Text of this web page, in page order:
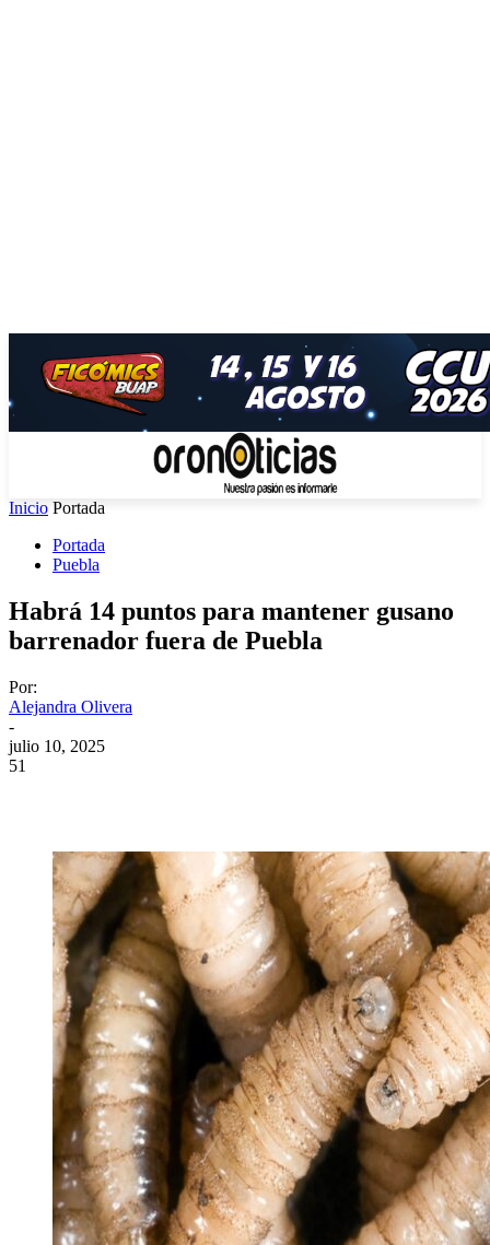
Inicio Portada
Portada
Puebla
Habrá 14 puntos para mantener gusano
barrenador fuera de Puebla
Por:
Alejandra Olivera
-
julio 10, 2025
51